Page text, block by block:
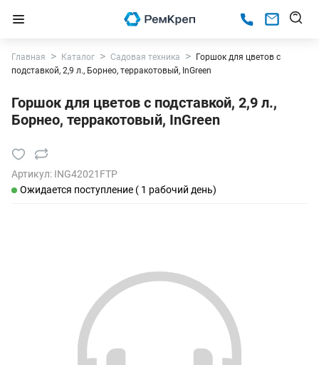
Главная Каталог Садовая техника
Горшок для цветов с
подставкой, 2,9 л., Борнео, терракотовый, InGreen
Горшок для цветов с подставкой, 2,9 л.,
Борнео, терракотовый, InGreen
Артикул: ING42021FТР
Ожидается поступление ( 1 рабочий день)